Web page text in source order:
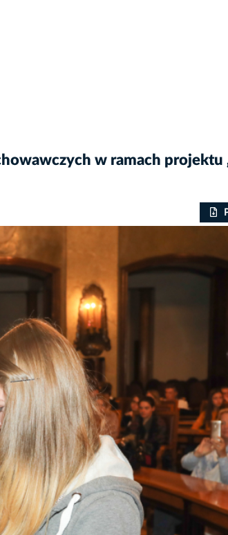
w ramach projektu